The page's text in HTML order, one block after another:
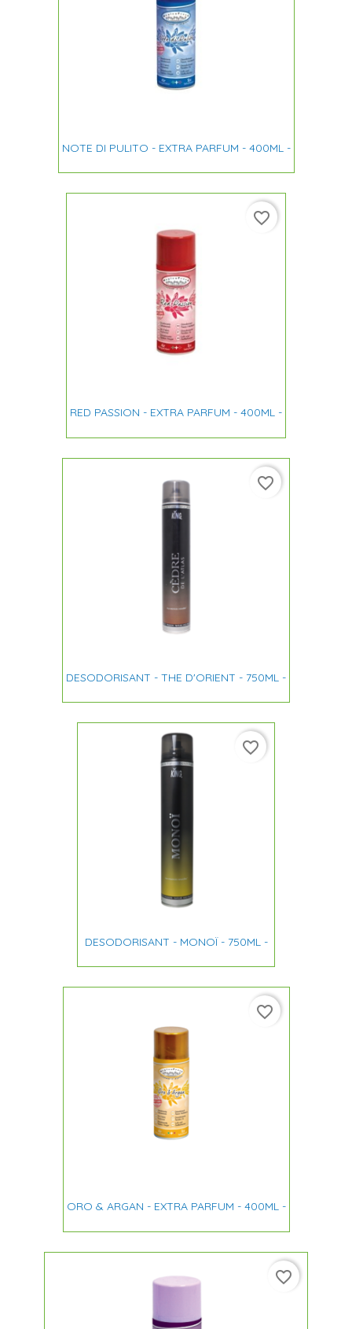
NOTE DI PULITO - EXTRA PARFUM - 400ML -
RED PASSION - EXTRA PARFUM - 400ML -
favorite_border
DESODORISANT - THE D'ORIENT - 750ML -
favorite_border
DESODORISANT - MONOÏ - 750ML -
favorite_border
ORO & ARGAN - EXTRA PARFUM - 400ML -
favorite_border
favorite_border